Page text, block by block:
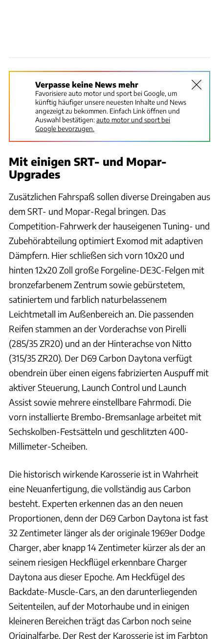
Verpasse keine News mehr
Favorisiere auto motor und sport bei Google, um
künftig häufiger unsere neuesten Inhalte und News
angezeigt zu bekommen. Einfach Link öffnen und
Auswahl bestätigen:auto motor und sport bei
Google bevorzugen.
Mit einigen SRT- und Mopar-
Upgrades
Zusätzlichen Fahrspaß sollen diverse Dreingaben aus
dem SRT- und Mopar-Regal bringen. Das
Competition-Fahrwerk der hauseigenen Tuning- und
Zubehörabteilung optimiert Exomod mit adaptiven
Dämpfern. Hier schließen sich vorn 10x20 und
hinten 12x20 Zoll große Forgeline-DE3C-Felgen mit
bronzefarbenem Zentrum sowie gebürstetem,
satiniertem und farblich naturbelassenem
Leichtmetall im Außenbereich an. Die passenden
Reifen stammen an der Vorderachse von Pirelli
(285/35 ZR20) und an der Hinterachse von Nitto
(315/35 ZR20). Der D69 Carbon Daytona verfügt
obendrein über einen eigens fabrizierten Auspuff mit
aktiver Steuerung, Launch Control und Launch
Assist sowie mehrere einstellbare Fahrmodi. Die
vorn installierte Brembo-Bremsanlage arbeitet mit
Sechskolben-Festsätteln und geschlitzten 400-
Millimeter-Scheiben.
Die historisch wirkende Karosserie ist in Wahrheit
eine Neuanfertigung, die vollständig aus Carbon
besteht. Experten erkennen das an den neuen
Proportionen, denn der D69 Carbon Daytona ist fast
32 Zentimeter länger als der originale 1969er Dodge
Charger, aber knapp 14 Zentimeter kürzer als der an
seinem riesigen Heckflügel erkennbare Charger
Daytona aus dieser Epoche. Am Heckfügel des
Backdate-Muscle-Cars, an den darunterliegenden
Seitenteilen, auf der Motorhaube und in einigen
kleineren Bereichen trägt das Carbon noch seine
Originalfarbe. Der Rest der Karosserie ist im Farbton